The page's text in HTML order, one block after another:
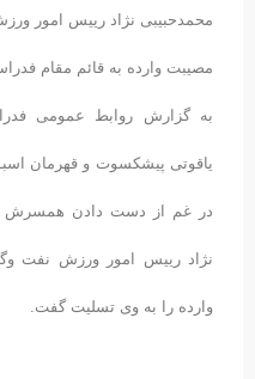
محمدحبیبی نژاد رییس امور
مصیبت وارده به قائم مقام
به گزارش روابط عمومی
یاقوتی پیشکسوت و قهرمان
در غم از دست دادن همسرش
نژاد رییس امور ورزش نفت
وارده را به وی تسلیت گفت.